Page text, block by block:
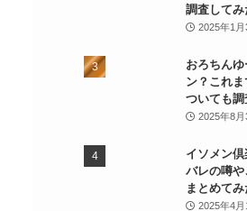
調査してみ
2025年1月
おろちん
ン？これ
ついても調
2025年8月
イソメン
バレの噂
まとめてみ
2025年4月